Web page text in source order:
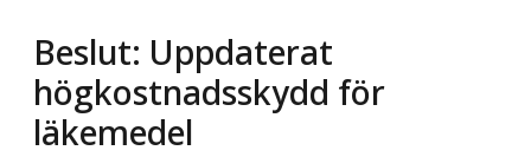
Beslut: Uppdaterat
högkostnadsskydd för
läkemedel